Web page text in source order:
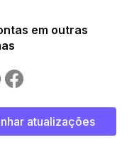
em outras
atualizações